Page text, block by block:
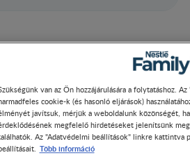
információk: a
tartalmaz.
van az Ön hozzájárulására a folytatáshoz.
cookie-k (és hasonló eljárások)
javítsuk, mérjük a weboldalunk közönségét,
megfelelő hirdetéseket jelenítsünk
Az "Adatvédelmi beállítások" linkre kattintva
Több információ